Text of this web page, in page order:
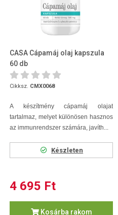
CASA Cápamáj olaj kapszula
60 db
Cikksz. CMX0068
A készítmény cápamáj olajat
tartalmaz, melyet különösen hasznos
az immunrendszer számára, javíth...
Készleten
4 695 Ft
Kosárba rakom